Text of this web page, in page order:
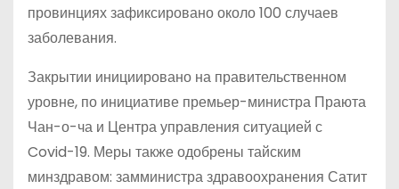
провинциях зафиксировано около 100 случаев
заболевания.
Закрытии инициировано на правительственном
уровне, по инициативе премьер-министра Праюта
Чан-о-ча и Центра управления ситуацией с
Covid-19. Меры также одобрены тайским
минздравом: замминистра здравоохранения Сатит